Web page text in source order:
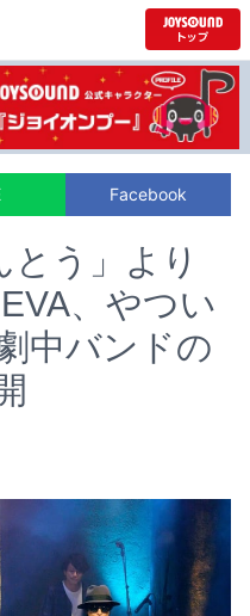
Facebook
とう」より
、やつい
中バンドの